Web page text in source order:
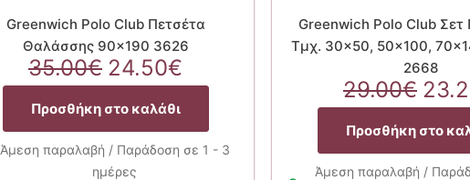
Greenwich Polo Club Πετσέτα
Θαλάσσης 90×190 3626
35.00€ Original
price
was:
35.00€.
24.50€
τρέχουσα
είναι:
24.50€.
Προσθήκη στο καλάθι
Άμεση παραλαβή / Παράδοση σε 1 - 3
ημέρες
Greenwich Polo Club Σετ
Τμχ. 30×50, 50×100,
2668
29.00€
was:
Προσθήκη στο
Άμεση παραλαβή /